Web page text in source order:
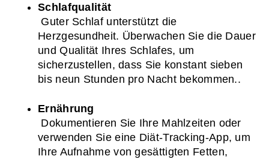
Schlafqualität
Herzgesundheit. Überwachen Sie die Dauer
und Qualität Ihres Schlafes, um
sicherzustellen, dass Sie konstant sieben
bis neun Stunden pro Nacht bekommen..
Ernährung
verwenden Sie eine Diät-Tracking-App, um
Ihre Aufnahme von gesättigten Fetten,